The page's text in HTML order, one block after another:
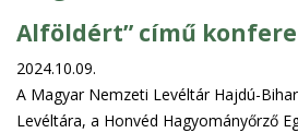
Alföldért” című
2024.10.09.
A Magyar Nemzeti Levéltár Hajdú-
Levéltára, a Honvéd Hagyományőrző